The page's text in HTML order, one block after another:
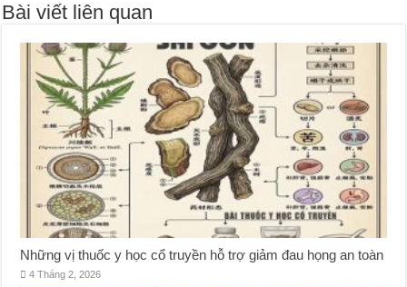
Bài viết liên quan
Những vị thuốc y học cổ truyền hỗ trợ giảm đau họng an toàn
4 Tháng 2, 2026